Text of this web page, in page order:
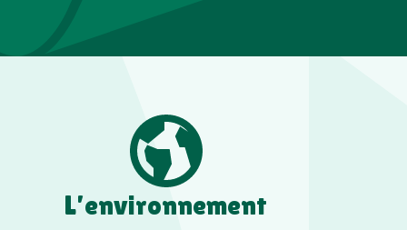
L’environnement